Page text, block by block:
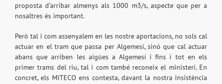
proposta d’arribar almenys als 1000 m3/s, aspecte que per a
nosaltres és important.
Però tal i com assenyalem en les nostre aportacions, no sols cal
actuar en el tram que passa per Algemesí, sinó que cal actuar
abans que arriben les aigües a Algemesí i fins i tot en els
primer trams del riu, tal i com també reconeix el ministeri. En
concret, els MITECO ens contesta, davant la nostra insistència